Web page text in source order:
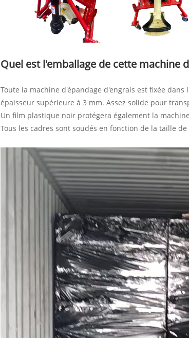
Quel est l'emballage de cette machine
Toute la machine d'épandage d'engrais est fixée
épaisseur supérieure à 3 mm. Assez solide pour
Un film plastique noir protégera également la
Tous les cadres sont soudés en fonction de la taille